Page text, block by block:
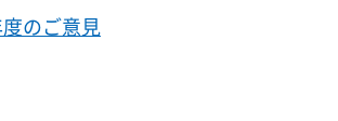
のご意見